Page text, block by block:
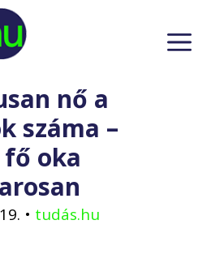
nő a
száma –
oka
• tudás.hu